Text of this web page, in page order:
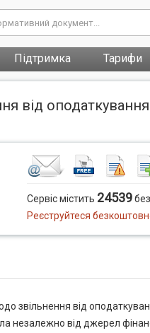
Підтримка Тарифи
оподаткування
Сервіс містить 24539
Реєструйтеся
звільнення від
незалежно від джерел